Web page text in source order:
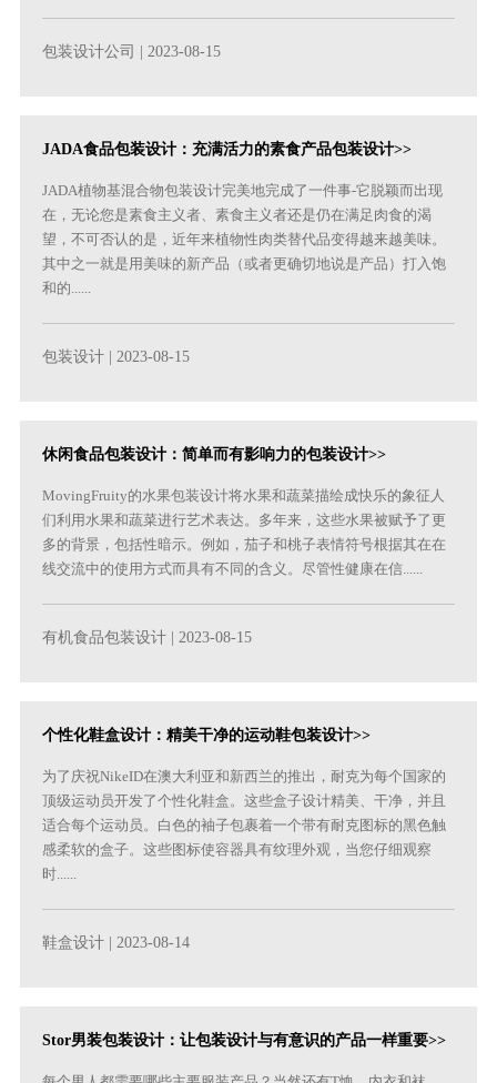
包装设计公司 | 2023-08-15
JADA食品包装设计：充满活力的素食产品包装设计>>
JADA植物基混合物包装设计完美地完成了一件事-它脱颖而出现
在，无论您是素食主义者、素食主义者还是仍在满足肉食的渴
望，不可否认的是，近年来植物性肉类替代品变得越来越美味。
其中之一就是用美味的新产品（或者更确切地说是产品）打入饱
和的......
包装设计 | 2023-08-15
休闲食品包装设计：简单而有影响力的包装设计>>
MovingFruity的水果包装设计将水果和蔬菜描绘成快乐的象征人
们利用水果和蔬菜进行艺术表达。多年来，这些水果被赋予了更
多的背景，包括性暗示。例如，茄子和桃子表情符号根据其在在
线交流中的使用方式而具有不同的含义。尽管性健康在信......
有机食品包装设计 | 2023-08-15
个性化鞋盒设计：精美干净的运动鞋包装设计>>
为了庆祝NikeID在澳大利亚和新西兰的推出，耐克为每个国家的
顶级运动员开发了个性化鞋盒。这些盒子设计精美、干净，并且
适合每个运动员。白色的袖子包裹着一个带有耐克图标的黑色触
感柔软的盒子。这些图标使容器具有纹理外观，当您仔细观察
时......
鞋盒设计 | 2023-08-14
Stor男装包装设计：让包装设计与有意识的产品一样重要>>